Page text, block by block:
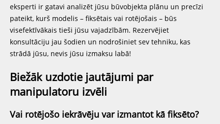
eksperti ir gatavi analizēt jūsu būvobjekta plānu un precīzi
pateikt, kurš modelis – fiksētais vai rotējošais – būs
visefektīvākais tieši jūsu vajadzībām. Rezervējiet
konsultāciju jau šodien un nodrošiniet sev tehniku, kas
strādā jūsu, nevis jūsu izmaksu labā!
Biežāk uzdotie jautājumi par
manipulatoru izvēli
Vai rotējošo iekrāvēju var izmantot kā fiksēto?